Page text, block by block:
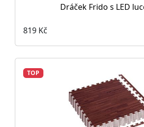
Dráček Frido s LED
819 Kč
TOP